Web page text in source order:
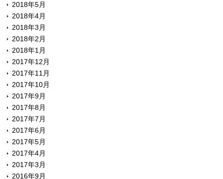
2018年5月
2018年4月
2018年3月
2018年2月
2018年1月
2017年12月
2017年11月
2017年10月
2017年9月
2017年8月
2017年7月
2017年6月
2017年5月
2017年4月
2017年3月
2016年9月